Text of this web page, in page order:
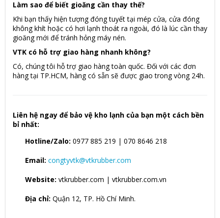
Làm sao để biết gioăng cần thay thế?
Khi bạn thấy hiện tượng đóng tuyết tại mép cửa, cửa đóng
không khít hoặc có hơi lạnh thoát ra ngoài, đó là lúc cần thay
gioăng mới để tránh hỏng máy nén.
VTK có hỗ trợ giao hàng nhanh không?
Có, chúng tôi hỗ trợ giao hàng toàn quốc. Đối với các đơn
hàng tại TP.HCM, hàng có sẵn sẽ được giao trong vòng 24h.
Liên hệ ngay để bảo vệ kho lạnh của bạn một cách bền
bỉ nhất:
Hotline/Zalo: 0977 885 219 | 070 8646 218
Email: congtyvtk@vtkrubber.com
Website: vtkrubber.com | vtkrubber.com.vn
Địa chỉ: Quận 12, TP. Hồ Chí Minh.